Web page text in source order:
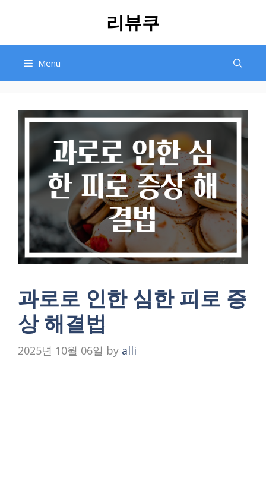
리뷰쿠
Menu
과로로 인한 심한 피로 증
상 해결법
2025년 10월 06일 by alli